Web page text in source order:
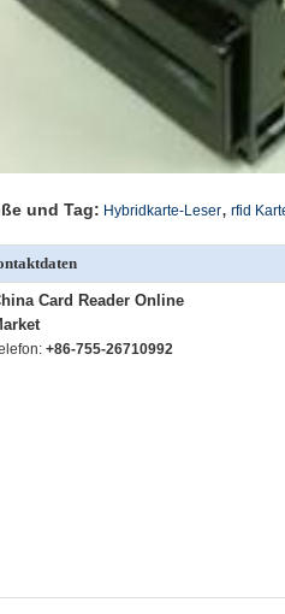
und Tag: Hybridkarte-Leser, rfid
Card Reader Online
+86-755-26710992